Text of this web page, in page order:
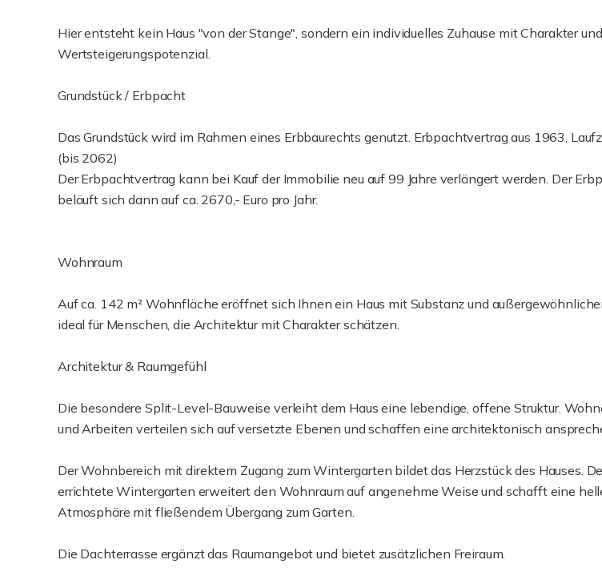
Hier entsteht kein Haus "von der Stange", sondern ein individuelles Zuhause mit Charakter und
Wertsteigerungspotenzial.
Grundstück / Erbpacht
Das Grundstück wird im Rahmen eines Erbbaurechts genutzt. Erbpachtvertrag aus 1963,
(bis 2062)
Der Erbpachtvertrag kann bei Kauf der Immobilie neu auf 99 Jahre verlängert werden. Der
beläuft sich dann auf ca. 2670,- Euro pro Jahr.
Wohnraum
Auf ca. 142 m² Wohnfläche eröffnet sich Ihnen ein Haus mit Substanz und
ideal für Menschen, die Architektur mit Charakter schätzen.
Architektur & Raumgefühl
Die besondere Split-Level-Bauweise verleiht dem Haus eine lebendige, offene Struktur.
und Arbeiten verteilen sich auf versetzte Ebenen und schaffen eine architektonisch
Der Wohnbereich mit direktem Zugang zum Wintergarten bildet das Herzstück des Hauses.
errichtete Wintergarten erweitert den Wohnraum auf angenehme Weise und schafft eine
Atmosphäre mit fließendem Übergang zum Garten.
Die Dachterrasse ergänzt das Raumangebot und bietet zusätzlichen Freiraum.